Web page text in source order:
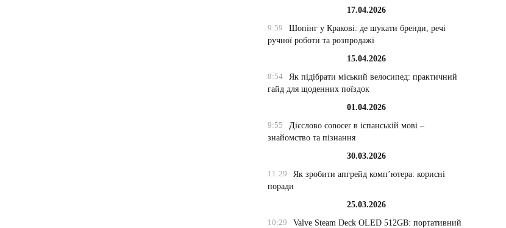
17.04.2026
9:59
Шопінг у Кракові: де шукати бренди, речі
ручної роботи та розпродажі
15.04.2026
8:54
Як підібрати міський велосипед: практичний
гайд для щоденних поїздок
01.04.2026
9:55
Дієслово conocer в іспанській мові –
знайомство та пізнання
30.03.2026
11:29
Як зробити апгрейд комп’ютера: корисні
поради
25.03.2026
10:29
Valve Steam Deck OLED 512GB: портативний